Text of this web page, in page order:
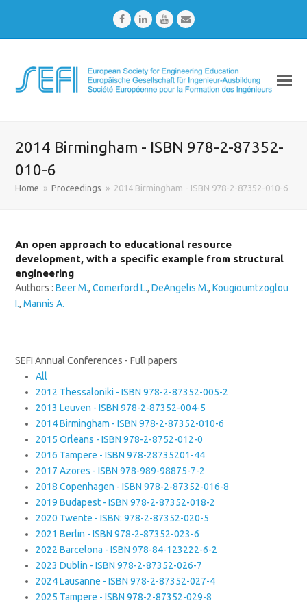
FacebookLinkedInYoutubeEmail
2014 Birmingham - ISBN 978-2-87352-
010-6
Home » Proceedings » 2014 Birmingham - ISBN 978-2-87352-010-6
An open approach to educational resource
development, with a specific example from structural
engineering
Authors :Beer M.,Comerford L.,DeAngelis M.,Kougioumtzoglou
I.,Mannis A.
SEFI Annual Conferences - Full papers
All
2012 Thessaloniki - ISBN 978-2-87352-005-2
2013 Leuven - ISBN 978-2-87352-004-5
2014 Birmingham - ISBN 978-2-87352-010-6
2015 Orleans - ISBN 978-2-8752-012-0
2016 Tampere - ISBN 978-28735201-44
2017 Azores - ISBN 978-989-98875-7-2
2018 Copenhagen - ISBN 978-2-87352-016-8
2019 Budapest - ISBN 978-2-87352-018-2
2020 Twente - ISBN: 978-2-87352-020-5
2021 Berlin - ISBN 978-2-87352-023-6
2022 Barcelona - ISBN 978-84-123222-6-2
2023 Dublin - ISBN 978-2-87352-026-7
2024 Lausanne - ISBN 978-2-87352-027-4
2025 Tampere - ISBN 978-2-87352-029-8